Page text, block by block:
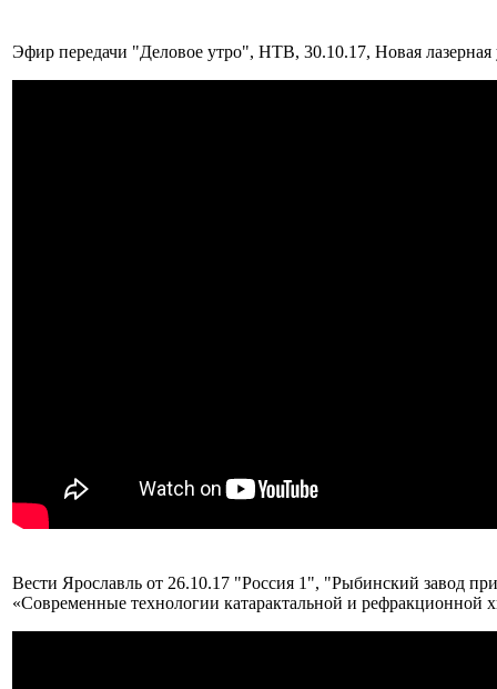
Эфир передачи "Деловое утро", НТВ, 30.10.17, Новая лазерная
Вести Ярославль от 26.10.17 "Россия 1", "Рыбинский завод
«Современные технологии катарактальной и рефракционной